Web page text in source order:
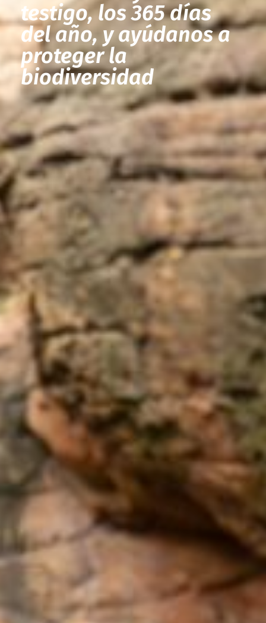
testigo, los 365 días
del año, y ayúdanos a
proteger la
biodiversidad